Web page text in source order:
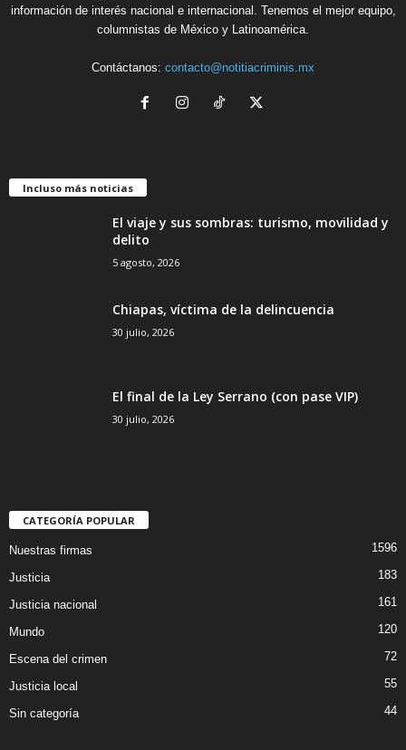
información de interés nacional e internacional. Tenemos el mejor equipo,
columnistas de México y Latinoamérica.
Contáctanos: contacto@notitiacriminis.mx
Incluso más noticias
El viaje y sus sombras: turismo, movilidad y
delito
5 agosto, 2026
Chiapas, víctima de la delincuencia
30 julio, 2026
El final de la Ley Serrano (con pase VIP)
30 julio, 2026
CATEGORÍA POPULAR
Nuestras firmas 1596
Justicia 183
Justicia nacional 161
Mundo 120
Escena del crimen 72
Justicia local 55
Sin categoría 44